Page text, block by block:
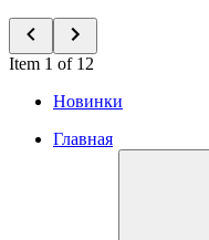
Item 1 of 12
Новинки
Главная